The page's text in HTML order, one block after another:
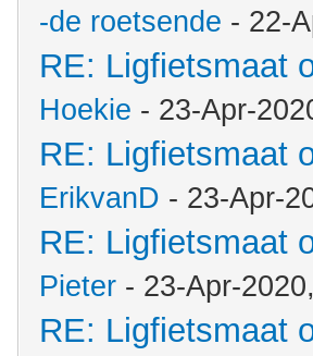
-de roetsende - 22-
RE: Ligfietsmaat
Hoekie - 23-Apr-
RE: Ligfietsmaat
ErikvanD - 23-Apr-
RE: Ligfietsmaat
Pieter - 23-Apr-
RE: Ligfietsmaat